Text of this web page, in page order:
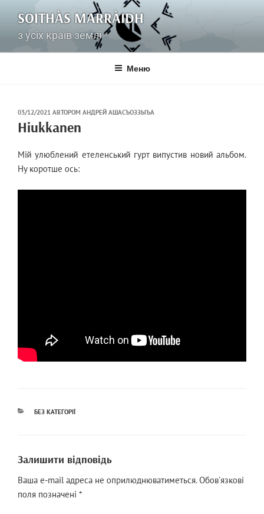
вмісту
SOITHÀS MARRÀIDH
з усіх країв землі
Меню
ОПУБЛІКОВАНО
НА
03/12/2021 АВТОРОМ АНДРЕЙ АШАСЪОЗЗЫЪА
Hiukkanen
Мій улюблений етеленський гурт випустив новий альбом.
Ну коротше ось:
КАТЕГОРІЇ
БЕЗ КАТЕГОРІЇ
Залишити відповідь
Ваша e-mail адреса не оприлюднюватиметься. Обов’язкові
поля позначені *